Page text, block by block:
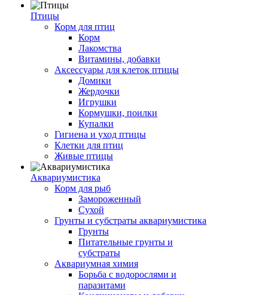
Птицы
Корм для птиц
Корм
Лакомства
Витамины, добавки
Аксессуары для клеток птицы
Домики
Жердочки
Игрушки
Кормушки, поилки
Купалки
Гигиена и уход птицы
Клетки для птиц
Живые птицы
Аквариумистика
Корм для рыб
Замороженный
Сухой
Грунты и субстраты аквариумистика
Грунты
Питательные грунты и
субстраты
Аквариумная химия
Борьба с водорослями и
паразитами